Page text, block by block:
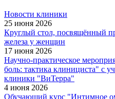
Новости клиники
25 июня 2026
Круглый стол, посвящённый
железа у женщин
17 июня 2026
Научно-практическое
боль: тактика клинициста" с
клиники "ВиТерра"
4 июня 2026
Обучающий курс "Интимное